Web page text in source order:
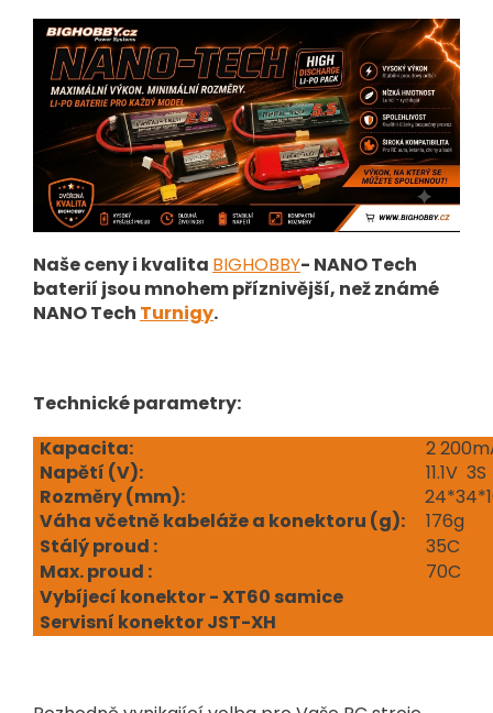
Naše ceny i kvalita BIGHOBBY- NANO Tech
baterií jsou mnohem příznivější, než známé
NANO Tech Turnigy.
Technické parametry:
Kapacita:
2
Napětí (V):
11.1V 3S
Rozměry (mm):
Váha včetně kabeláže a konektoru (g):
176g
Stálý proud :
35C
Max. proud :
70C
Vybíjecí konektor - XT60 samice
Servisní konektor JST-XH